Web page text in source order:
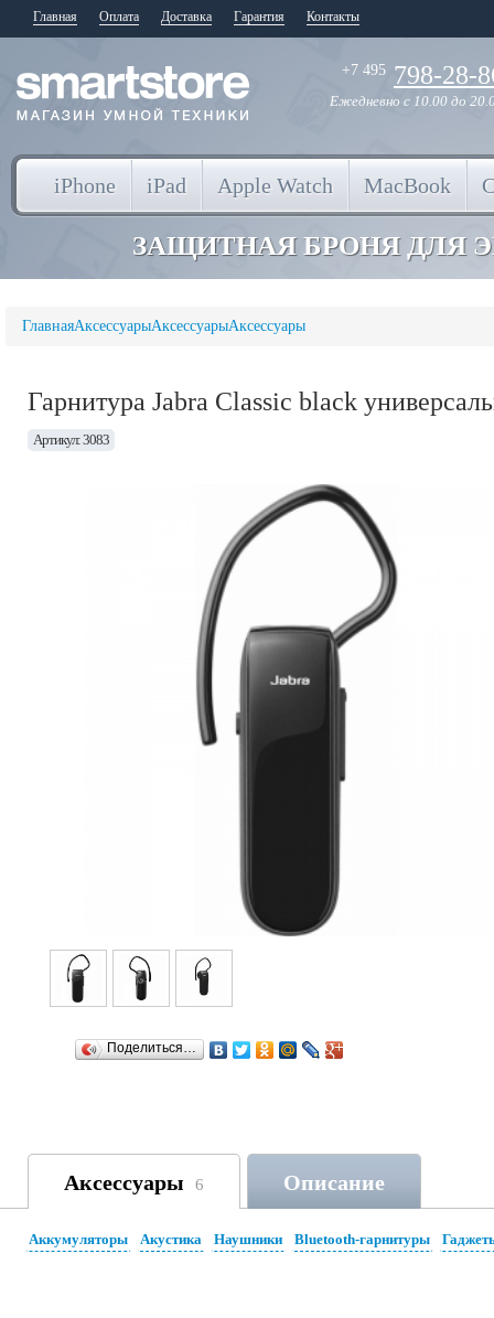
Главная Оплата Доставка Гарантия Контакты
+7 495 798-28-
Ежедневно с 10.00 до
iPhone iPad Apple Watch MacBook
ЗАЩИТНАЯ БРОНЯ ДЛЯ
ГлавнаяАксессуарыАксессуарыАксессуары
Гарнитура Jabra Classic black
Артикул: 3083
Поделиться…
Аксессуары 6 Описание
Аккумуляторы Акустика Наушники Bluetooth-гарнитуры